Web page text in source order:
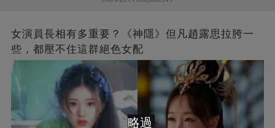
女演員長相有多重要？《神隱》但凡趙露思拉胯一
些，都壓不住這群絕色女配
略過